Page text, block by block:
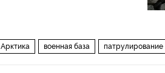
Арктика военная база патрулирование